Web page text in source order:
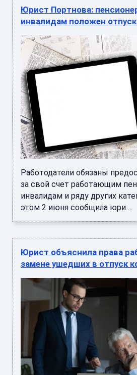
Юрист Портнова:
инвалидам положен отпуск
Работодатели обязаны
за свой счет работающим
инвалидам и ряду других
этом 2 июня сообщила юри ...
Юрист объяснила права
замене ушедших в отпуск